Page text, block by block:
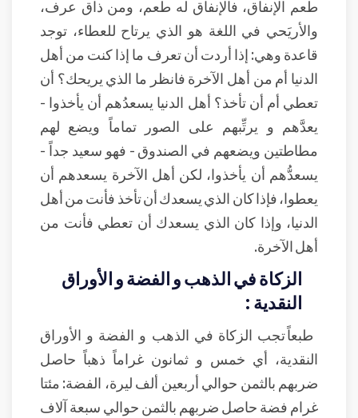
طعم الإنفاق، فالإنفاق له طعم، ومن ذاق عرف،
والأريَحي في اللغة هو الذي يرتاح للعطاء، توجد
قاعدة وهي: إذا أردت أن تعرف ما إذا كنت من أهل
الدنيا أم من أهل الآخرة فانظر ما الذي يريحك؟ أن
تعطي أم أن تأخذ؟ أهل الدنيا يسعدُهم أن يأخذوا -
يعدَّهم و يرتِّبهم على الصور تماماً ويضع لهم
مطاطتين ويضعهم في الصندوق - فهو سعيد جداً -
يسعدُّهم أن يأخذوا، لكن أهل الآخرة يسعدهم أن
يعطوا، فإذا كان الذي يسعدك أن تأخذ فأنت من أهل
الدنيا، وإذا كان الذي يسعدك أن تعطي فأنت من
أهل الآخرة.
الزكاة في الذهب و الفضة و الأوراق
النقدية :
طبعاً تجب الزكاة في الذهب و الفضة و الأوراق
النقدية، أي خمس و ثمانون غراماً ذهباً حاصل
ضربهم بالثمن حوالي أربعين ألف ليرة، الفضة: مئتا
غرام فضة حاصل ضربهم بالثمن حوالي سبعة آلاف